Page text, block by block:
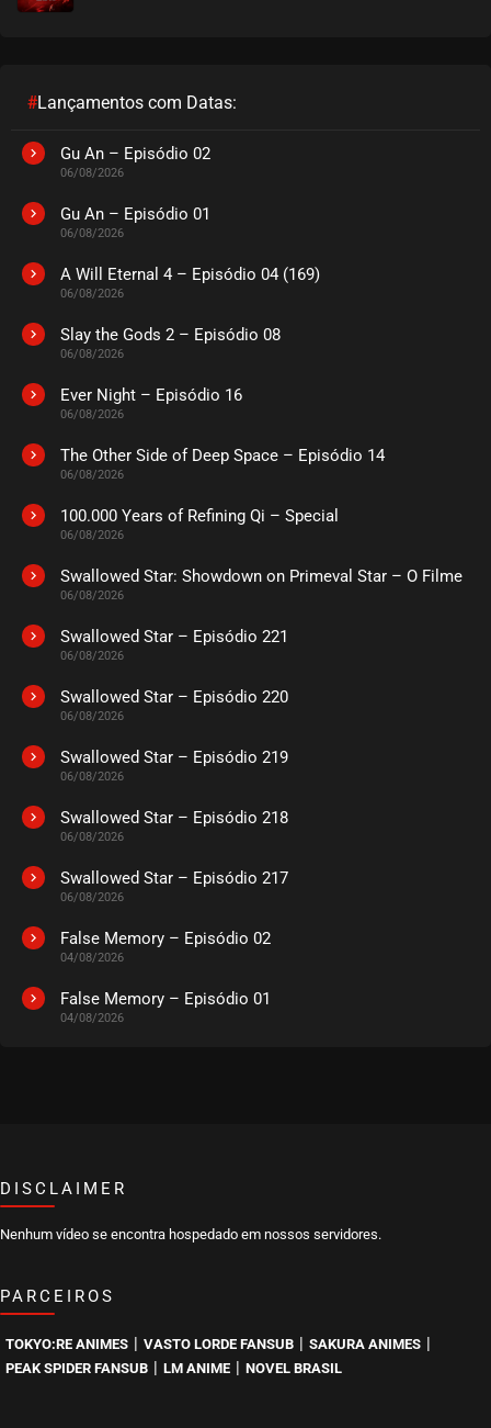
agosto 26, 2020
agosto 26, 2020
ASSISTIDO
ASSISTIDO
EPISÓDIO 04
ASSISTIDO
EPISÓDIO 03
EPISÓDIO 02
agosto 26, 2020
agosto 26, 2020
#Lançamentos com Datas:
Gu An – Episódio 02
06/08/2026
Gu An – Episódio 01
06/08/2026
A Will Eternal 4 – Episódio 04 (169)
06/08/2026
Slay the Gods 2 – Episódio 08
06/08/2026
Ever Night – Episódio 16
06/08/2026
The Other Side of Deep Space – Episódio 14
06/08/2026
100.000 Years of Refining Qi – Special
06/08/2026
Swallowed Star: Showdown on Primeval Star – O Filme
06/08/2026
Swallowed Star – Episódio 221
06/08/2026
Swallowed Star – Episódio 220
06/08/2026
Swallowed Star – Episódio 219
06/08/2026
Swallowed Star – Episódio 218
06/08/2026
Swallowed Star – Episódio 217
06/08/2026
False Memory – Episódio 02
04/08/2026
False Memory – Episódio 01
04/08/2026
DISCLAIMER
Nenhum vídeo se encontra hospedado em nossos servidores.
PARCEIROS
TOKYO:RE ANIMES VASTO LORDE FANSUB SAKURA ANIMES
PEAK SPIDER FANSUB LM ANIME NOVEL BRASIL